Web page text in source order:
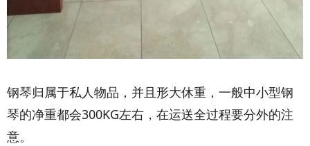
钢琴归属于私人物品，并且形大休重，一般中小型钢
琴的净重都会300KG左右，在运送全过程要分外的注
意。